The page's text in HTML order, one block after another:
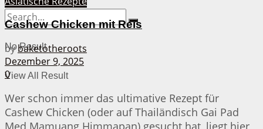
No Result
View All Result
Cashew Chicken mit Reis
by baketotheroots
Dezember 9, 2025
0
Wer schon immer das ultimative Rezept für
Cashew Chicken (oder auf Thailändisch Gai Pad
Med Mamuang Himmapan) gesucht hat, liegt hier